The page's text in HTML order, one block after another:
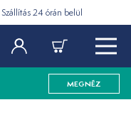
Szállítás 24 órán belül
MEGNÉZ